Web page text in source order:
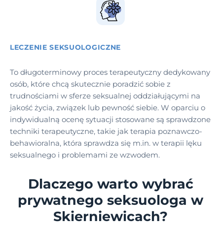
LECZENIE SEKSUOLOGICZNE
To długoterminowy proces terapeutyczny dedykowany
osób, które chcą skutecznie poradzić sobie z
trudnościami w sferze seksualnej oddziałującymi na
jakość życia, związek lub pewność siebie. W oparciu o
indywidualną ocenę sytuacji stosowane są sprawdzone
techniki terapeutyczne, takie jak terapia poznawczo-
behawioralna, która sprawdza się m.in. w terapii lęku
seksualnego i problemami ze wzwodem.
Dlaczego warto wybrać
prywatnego seksuologa w
Skierniewicach?